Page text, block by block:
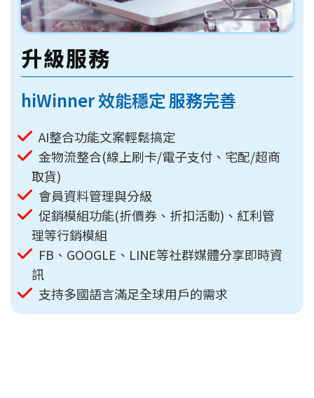
升級服務
hiWinner 效能穩定 服務完善
AI整合功能文案輕鬆搞定
金物流整合(線上刷卡/電子支付、宅配/超商
取貨)
會員資料管理與分級
促銷模組功能(折價券、折扣活動)、紅利管
理等行銷模組
FB、GOOGLE、LINE等社群媒體分享即時資
訊
支持多國語言滿足全球用戶的需求